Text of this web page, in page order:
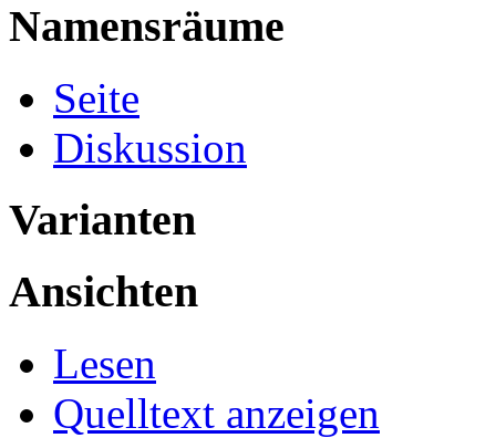
Namensräume
Seite
Diskussion
Varianten
Ansichten
Lesen
Quelltext anzeigen